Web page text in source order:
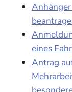
eines
Antrag